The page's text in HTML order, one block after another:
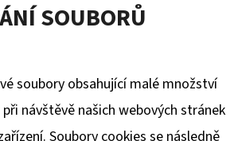
SOUBORŮ
soubory obsahující malé množství
návštěvě našich webových stránek
Soubory cookies se následně